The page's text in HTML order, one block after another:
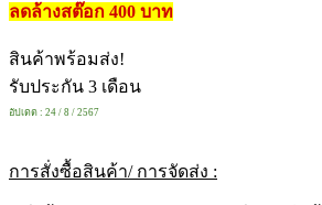
ลดล้างสต๊อก 400 บาท
สินค้าพร้อมส่ง!
รับประกัน 3 เดือน
อัปเดต : 24 / 8 / 2567
การสั่งซื้อสินค้า/ การจัดส่ง :